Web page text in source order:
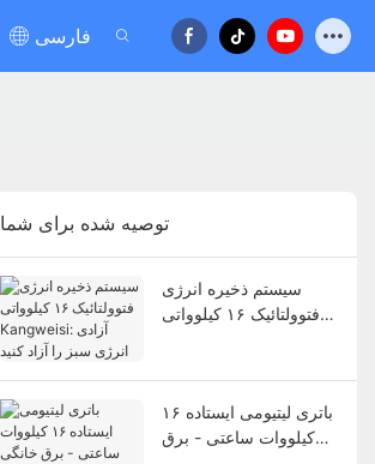
فارسی
توصیه شده برای شما
سیستم ذخیره انرژی
فتوولتائیک ۱۶ کیلوواتی
باتری لیتیومی ایستاده ۱۶
کیلووات ساعتی - برق